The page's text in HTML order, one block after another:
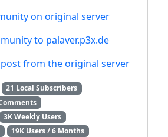
on original server
to palaver.p3x.de
post from the original server
21 Local Subscribers
3K Weekly Users
19K Users / 6 Months